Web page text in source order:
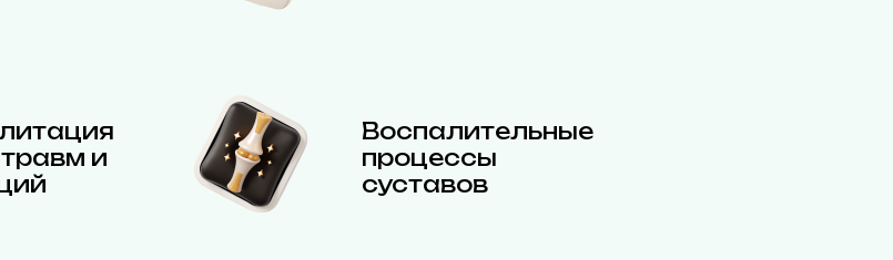
и
Воспалительные
процессы
суставов